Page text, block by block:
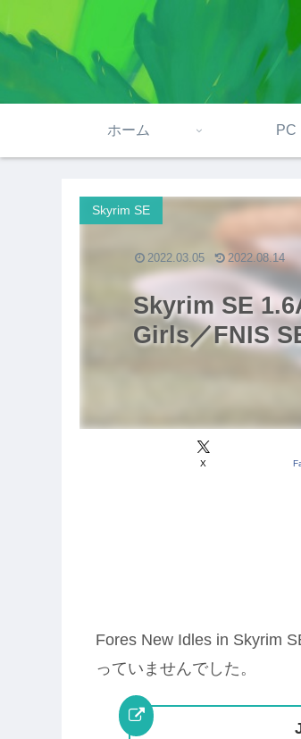
ホーム PC
Skyrim SE
Girls／FNIS
Skyrim SE
X
2022.03.05 2022.08.14
Fores New Idles in Skyrim
っていませんでした。